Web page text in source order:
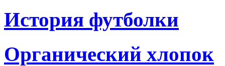
История футболки
Органический хлопок